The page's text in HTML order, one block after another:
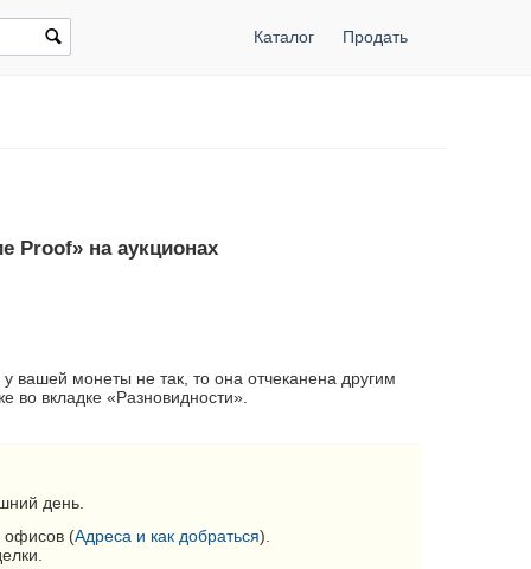
Каталог Продать
Proof» на аукционах
вашей монеты не так, то она отчеканена другим
вкладке «Разновидности».
день.
офисов (Адреса и как добраться).